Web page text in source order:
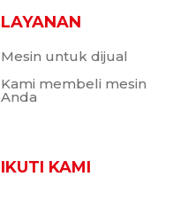
LAYANAN
Mesin untuk dijual
Kami membeli mesin
Anda
IKUTI KAMI